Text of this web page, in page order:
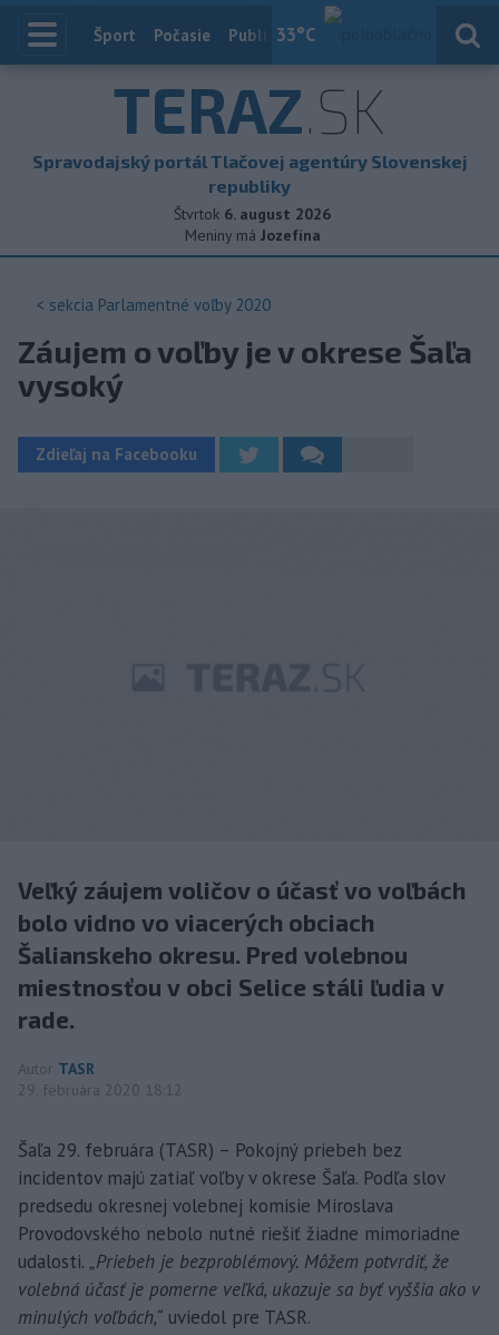
33°C
Index
Šport Počasie Publicistika
TERAZ.SK
Spravodajský portál Tlačovej agentúry Slovenskej
republiky
Štvrtok 6. august 2026
Meniny má Jozefína
< sekcia Parlamentné voľby 2020
Záujem o voľby je v okrese Šaľa
vysoký
Zdieľaj na Facebooku
Veľký záujem voličov o účasť vo voľbách
bolo vidno vo viacerých obciach
Šalianskeho okresu. Pred volebnou
miestnosťou v obci Selice stáli ľudia v
rade.
Autor TASR
29. februára 2020 18:12
Šaľa 29. februára (TASR) – Pokojný priebeh bez
incidentov majú zatiaľ voľby v okrese Šaľa. Podľa slov
predsedu okresnej volebnej komisie Miroslava
Provodovského nebolo nutné riešiť žiadne mimoriadne
udalosti. „Priebeh je bezproblémový. Môžem potvrdiť, že
volebná účasť je pomerne veľká, ukazuje sa byť vyššia ako v
minulých voľbách,“ uviedol pre TASR.